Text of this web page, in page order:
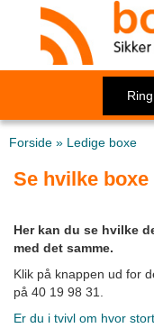
Forside » Ledige boxe
Se hvilke
Her kan du se hvilke
med det samme.
Klik på knappen ud for
på 40 19 98 31.
Er du i tvivl om hvor